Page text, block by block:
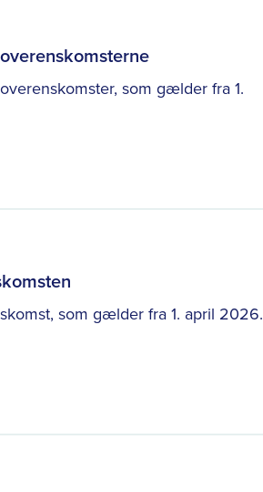
som gælder fra 1.
som gælder fra 1. april 2026.